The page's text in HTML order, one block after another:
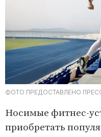
ФОТО ПРЕДОСТАВЛЕНО
Носимые фитнес-
приобретать